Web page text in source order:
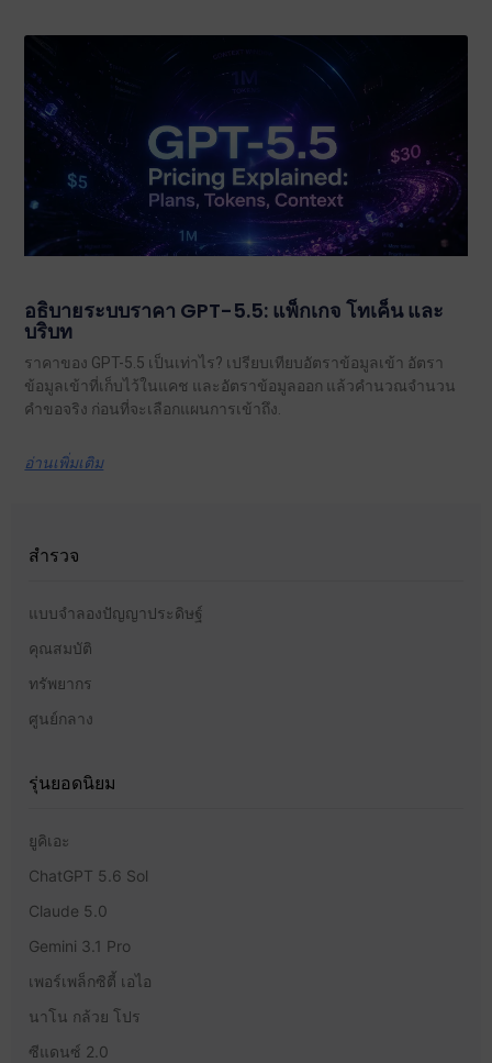
อธิบายระบบราคา GPT-5.5: แพ็กเกจ โทเค็น และ
บริบท
ราคาของ GPT-5.5 เป็นเท่าไร? เปรียบเทียบอัตราข้อมูลเข้า อัตรา
ข้อมูลเข้าที่เก็บไว้ในแคช และอัตราข้อมูลออก แล้วคำนวณจำนวน
คำขอจริง ก่อนที่จะเลือกแผนการเข้าถึง.
อ่านเพิ่มเติม
สำรวจ
แบบจำลองปัญญาประดิษฐ์
คุณสมบัติ
ทรัพยากร
ศูนย์กลาง
รุ่นยอดนิยม
ยูคิเอะ
ChatGPT 5.6 Sol
Claude 5.0
Gemini 3.1 Pro
เพอร์เพล็กซิตี้ เอไอ
นาโน กล้วย โปร
ซีแดนซ์ 2.0